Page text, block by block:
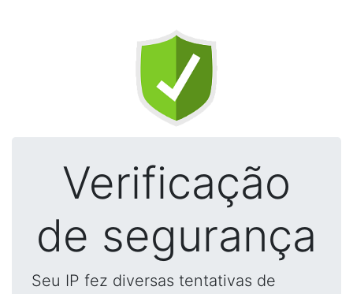
Verificação
de segurança
Seu IP fez diversas tentativas de